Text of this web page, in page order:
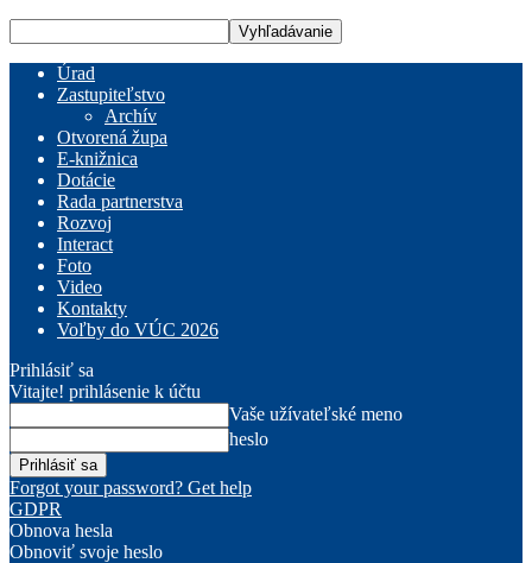
Úrad
Zastupiteľstvo
Archív
Otvorená župa
E-knižnica
Dotácie
Rada partnerstva
Rozvoj
Interact
Foto
Video
Kontakty
Voľby do VÚC 2026
Prihlásiť sa
Vitajte! prihlásenie k účtu
Vaše užívateľské meno
heslo
Forgot your password? Get help
GDPR
Obnova hesla
Obnoviť svoje heslo